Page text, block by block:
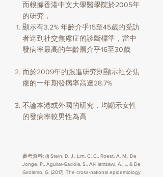
而根據香港中文大學醫學院於2005年
的研究，
顯示有3.2% 年齡介乎15至45歲的受訪
者達到社交焦慮症的診斷標準，當中
發病率最高的年齡層介乎16至30歲
而於2009年的跟進研究則顯示社交焦
慮的一年期發病率高達28.7%
不論本港或外國的研究，均顯示女性
的發病率較男性為高
參考資料: (1) Stein, D. J., Lim, C. C., Roest, A. M., De
Jonge, P., Aguilar-Gaxiola, S., Al-Hamzawi, A., ... & De
Girolamo, G. (2017). The cross-national epidemiology